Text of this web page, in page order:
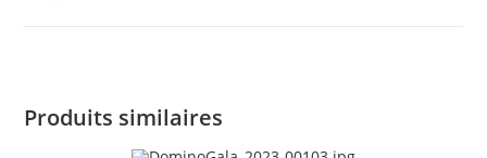
Produits similaires